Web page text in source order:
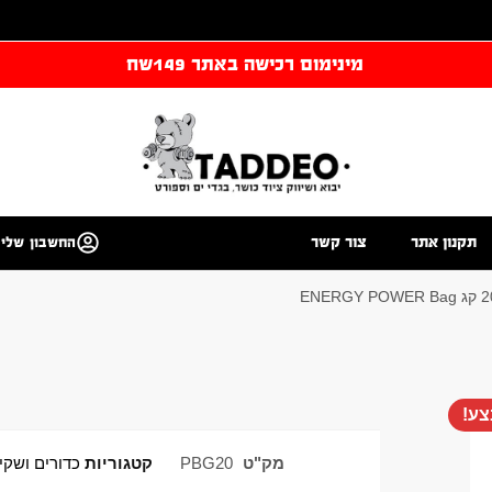
מינימום רכישה באתר 149שח
תקנון אתר צור קשר החשבון שלי
מק"ט PBG20 קטגוריות כדורים